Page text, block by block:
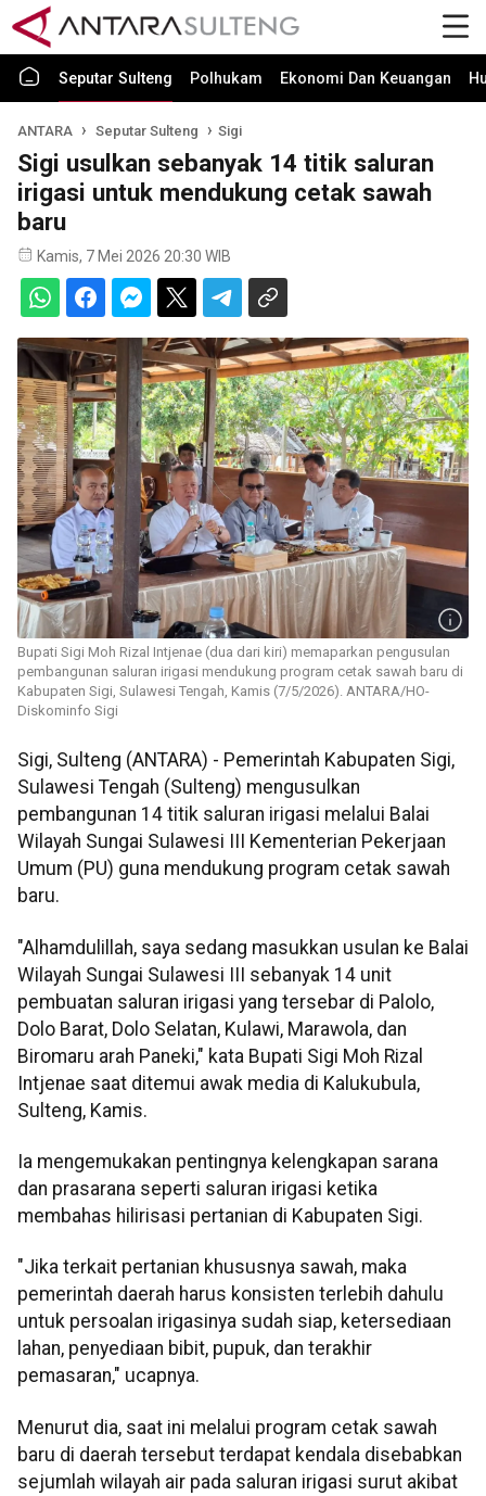
Seputar Sulteng Polhukam Ekonomi Dan Keuangan
ANTARA Seputar Sulteng Sigi
Sigi usulkan sebanyak 14 titik saluran
irigasi untuk mendukung cetak sawah
baru
Kamis, 7 Mei 2026 20:30 WIB
Bupati Sigi Moh Rizal Intjenae (dua dari kiri) memaparkan pengusulan
pembangunan saluran irigasi mendukung program cetak sawah baru di
Kabupaten Sigi, Sulawesi Tengah, Kamis (7/5/2026). ANTARA/HO-
Diskominfo Sigi
Sigi, Sulteng (ANTARA) - Pemerintah Kabupaten Sigi,
Sulawesi Tengah (Sulteng) mengusulkan
pembangunan 14 titik saluran irigasi melalui Balai
Wilayah Sungai Sulawesi III Kementerian Pekerjaan
Umum (PU) guna mendukung program cetak sawah
baru.
"Alhamdulillah, saya sedang masukkan usulan ke Balai
Wilayah Sungai Sulawesi III sebanyak 14 unit
pembuatan saluran irigasi yang tersebar di Palolo,
Dolo Barat, Dolo Selatan, Kulawi, Marawola, dan
Biromaru arah Paneki," kata Bupati Sigi Moh Rizal
Intjenae saat ditemui awak media di Kalukubula,
Sulteng, Kamis.
Ia mengemukakan pentingnya kelengkapan sarana
dan prasarana seperti saluran irigasi ketika
membahas hilirisasi pertanian di Kabupaten Sigi.
"Jika terkait pertanian khususnya sawah, maka
pemerintah daerah harus konsisten terlebih dahulu
untuk persoalan irigasinya sudah siap, ketersediaan
lahan, penyediaan bibit, pupuk, dan terakhir
pemasaran," ucapnya.
Menurut dia, saat ini melalui program cetak sawah
baru di daerah tersebut terdapat kendala disebabkan
sejumlah wilayah air pada saluran irigasi surut akibat